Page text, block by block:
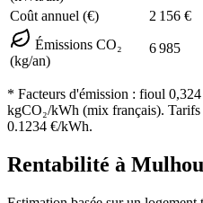
Coût annuel (€)
2 156 €
Émissions CO₂
(kg/an)
6 985
* Facteurs d'émission : fioul 0,324
kgCO₂/kWh (mix français). Tarifs
0.1234 €/kWh.
Rentabilité à